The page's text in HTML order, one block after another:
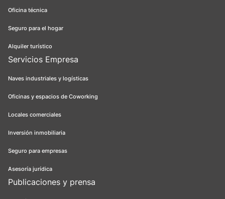
Oficina técnica
Seguro para el hogar
Alquiler turístico
Servicios Empresa
Naves industriales y logísticas
Oficinas y espacios de Coworking
Locales comerciales
Inversión inmobiliaria
Seguro para empresas
Asesoría jurídica
Publicaciones y prensa